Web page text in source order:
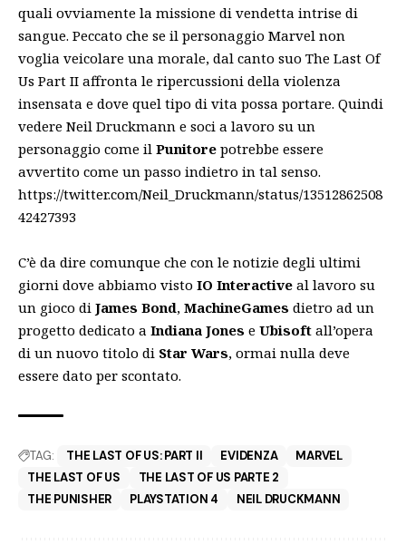
quali ovviamente la missione di vendetta intrise di
sangue. Peccato che se il personaggio Marvel non
voglia veicolare una morale, dal canto suo The Last Of
Us Part II affronta le ripercussioni della violenza
insensata e dove quel tipo di vita possa portare. Quindi
vedere Neil Druckmann e soci a lavoro su un
personaggio come il Punitore potrebbe essere
avvertito come un passo indietro in tal senso.
https://twitter.com/Neil_Druckmann/status/13512862508
42427393
C’è da dire comunque che con le notizie degli ultimi
giorni dove abbiamo visto IO Interactive al lavoro su
un gioco di James Bond, MachineGames dietro ad un
progetto dedicato a Indiana Jones e Ubisoft all’opera
di un nuovo titolo di Star Wars, ormai nulla deve
essere dato per scontato.
TAG: THE LAST OF US: PART II EVIDENZA
MARVEL
THE LAST OF US
THE LAST OF US PARTE 2
THE PUNISHER
PLAYSTATION 4 NEIL DRUCKMANN